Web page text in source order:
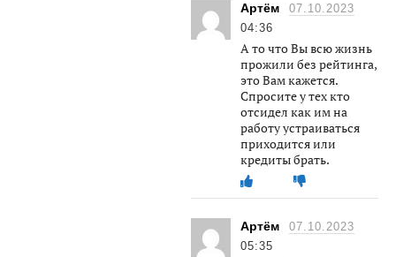
Артём
07.10.2023
04:36
А то что Вы всю жизнь
прожили без рейтинга,
это Вам кажется.
Спросите у тех кто
отсидел как им на
работу устраиваться
приходится или
кредиты брать.
Артём
07.10.2023
05:35